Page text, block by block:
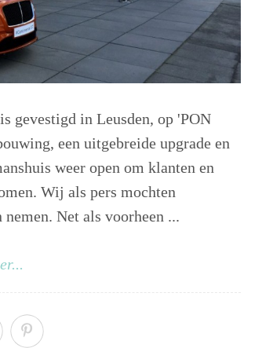
gevestigd in Leusden, op 'PON
een uitgebreide upgrade en
weer open om klanten en
Wij als pers mochten
Net als voorheen ...